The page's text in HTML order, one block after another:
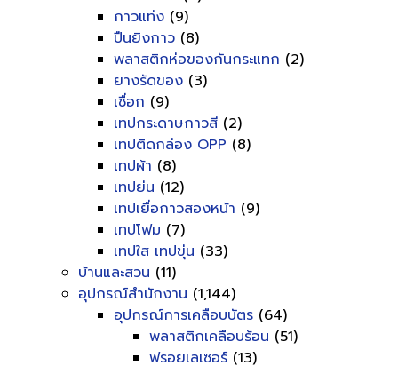
กาวแท่ง (9)
ปืนยิงกาว (8)
พลาสติกห่อของกันกระแทก (2)
ยางรัดของ (3)
เชื่อก (9)
เทปกระดาษกาวสี (2)
เทปติดกล่อง OPP (8)
เทปผ้า (8)
เทปย่น (12)
เทปเยื่อกาวสองหน้า (9)
เทปโฟม (7)
เทปใส เทปขุ่น (33)
บ้านและสวน (11)
อุปกรณ์สำนักงาน (1,144)
อุปกรณ์การเคลือบบัตร (64)
พลาสติกเคลือบร้อน (51)
ฟรอยเลเซอร์ (13)